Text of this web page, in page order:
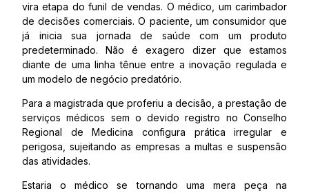
vira etapa do funil de vendas. O médico, um carimbador
de decisões comerciais. O paciente, um consumidor que
já inicia sua jornada de saúde com um produto
predeterminado. Não é exagero dizer que estamos
diante de uma linha tênue entre a inovação regulada e
um modelo de negócio predatório.
Para a magistrada que proferiu a decisão, a prestação de
serviços médicos sem o devido registro no Conselho
Regional de Medicina configura prática irregular e
perigosa, sujeitando as empresas a multas e suspensão
das atividades.
Estaria o médico se tornando uma mera peça na